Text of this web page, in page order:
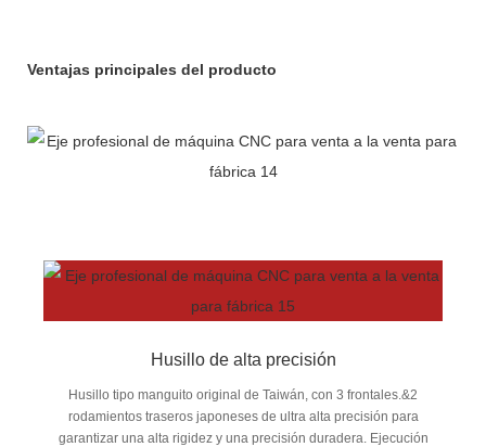
Ventajas principales del producto
Husillo de alta precisión
Husillo tipo manguito original de Taiwán, con 3 frontales.&2
rodamientos traseros japoneses de ultra alta precisión para
garantizar una alta rigidez y una precisión duradera. Ejecución